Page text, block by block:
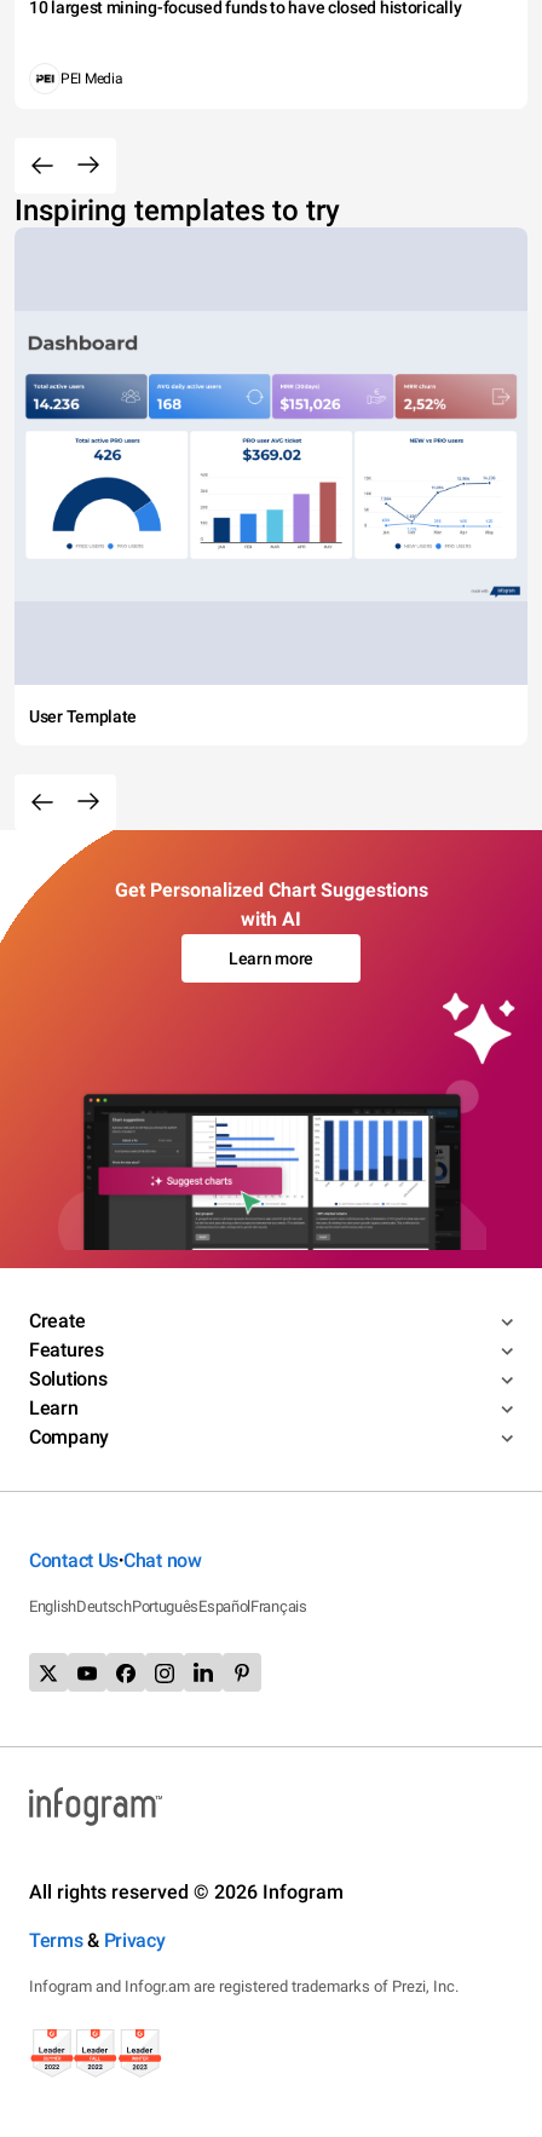
10 largest mining-focused funds to have closed historically
PEI Media
Inspiring templates to try
User Template
Get Personalized Chart Suggestions
with AI
Learn more
Create
Features
Solutions
Learn
Company
Contact Us•Chat now
EnglishDeutschPortuguêsEspañolFrançais
All rights reserved © 2026 Infogram
Terms& Privacy
Infogram and Infogr.am are registered trademarks of Prezi, Inc.